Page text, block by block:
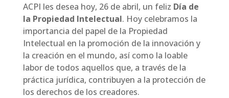
ACPI les desea hoy, 26 de abril, un feliz Día de
la Propiedad Intelectual. Hoy celebramos la
importancia del papel de la Propiedad
Intelectual en la promoción de la innovación y
la creación en el mundo, así como la loable
labor de todos aquellos que, a través de la
práctica jurídica, contribuyen a la protección de
los derechos de los creadores.